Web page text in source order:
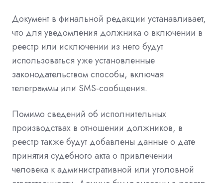
Документ в финальной редакции устанавливает,
что для уведомления должника о включении в
реестр или исключении из него будут
использоваться уже установленные
законодательством способы, включая
телеграммы или SMS-сообщения.
Помимо сведений об исполнительных
производствах в отношении должников, в
реестр также будут добавлены данные о дате
принятия судебного акта о привлечении
человека к административной или уголовной